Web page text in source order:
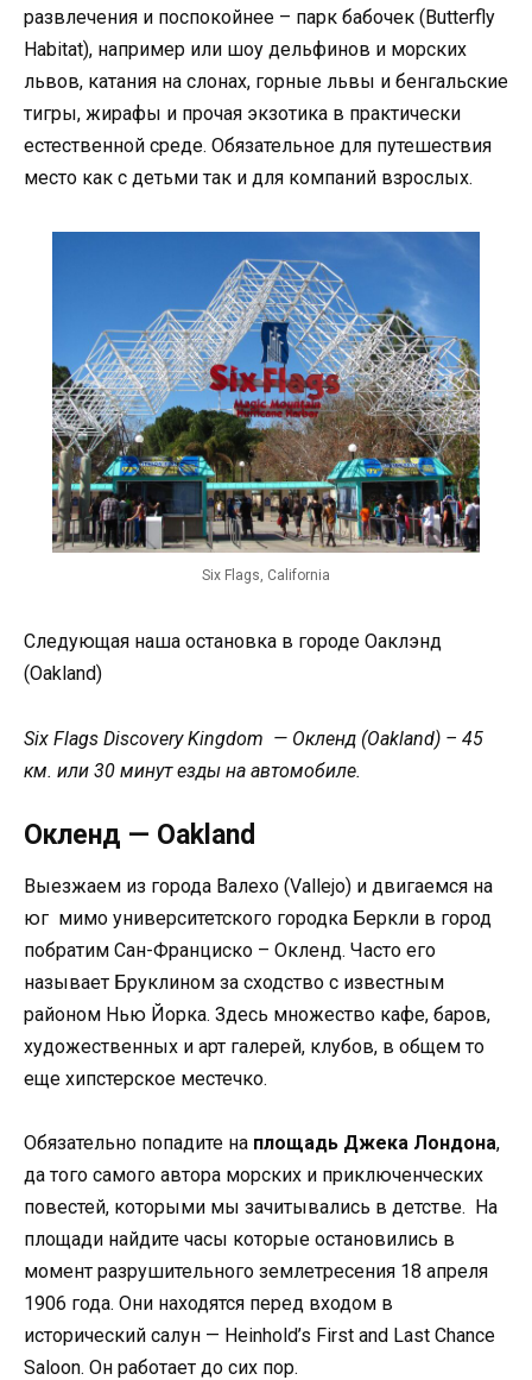
развлечения и поспокойнее – парк бабочек (Butterfly
Habitat), например или шоу дельфинов и морских
львов, катания на слонах, горные львы и бенгальские
тигры, жирафы и прочая экзотика в практически
естественной среде. Обязательное для путешествия
место как с детьми так и для компаний взрослых.
Six Flags, California
Следующая наша остановка в городе Оаклэнд
(Oakland)
Six Flags Discovery Kingdom — Окленд (Oakland) – 45
км. или 30 минут езды на автомобиле.
Окленд — Oakland
Выезжаем из города Валехо (Vallejo) и двигаемся на
юг мимо университетского городка Беркли в город
побратим Сан-Франциско – Окленд. Часто его
называет Бруклином за сходство с известным
районом Нью Йорка. Здесь множество кафе, баров,
художественных и арт галерей, клубов, в общем то
еще хипстерское местечко.
Обязательно попадите на площадь Джека Лондона,
да того самого автора морских и приключенческих
повестей, которыми мы зачитывались в детстве. На
площади найдите часы которые остановились в
момент разрушительного землетресения 18 апреля
1906 года. Они находятся перед входом в
исторический салун — Heinhold’s First and Last Chance
Saloon. Он работает до сих пор.